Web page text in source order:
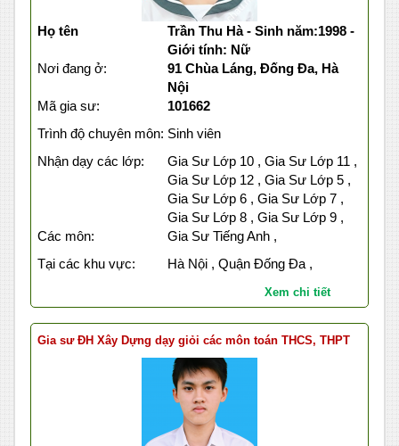
Họ tên
Trần Thu Hà - Sinh năm:1998 -
Giới tính: Nữ
Nơi đang ở:
91 Chùa Láng, Đống Đa, Hà
Nội
Mã gia sư:
101662
Trình độ chuyên môn: Sinh viên
Nhận dạy các lớp:
Gia Sư Lớp 10 , Gia Sư Lớp 11 ,
Gia Sư Lớp 12 , Gia Sư Lớp 5 ,
Gia Sư Lớp 6 , Gia Sư Lớp 7 ,
Gia Sư Lớp 8 , Gia Sư Lớp 9 ,
Các môn:
Gia Sư Tiếng Anh ,
Tại các khu vực:
Hà Nội , Quận Đống Đa ,
Xem chi tiết
Gia sư ĐH Xây Dựng dạy giỏi các môn toán THCS, THPT